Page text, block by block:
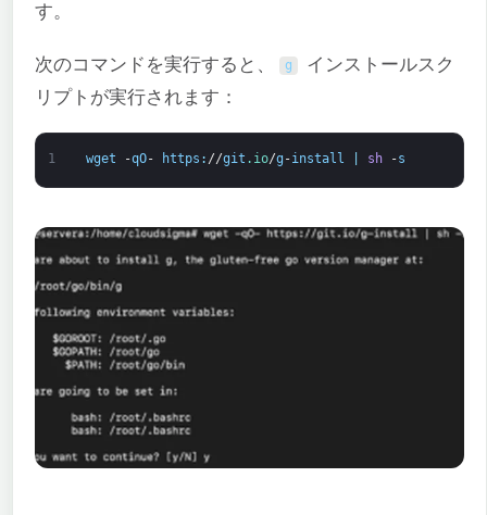
す。
次のコマンドを実行すると、 g インストールスク
リプトが実行されます：
1 wget -qO- https : //git .io/g -install sh -s